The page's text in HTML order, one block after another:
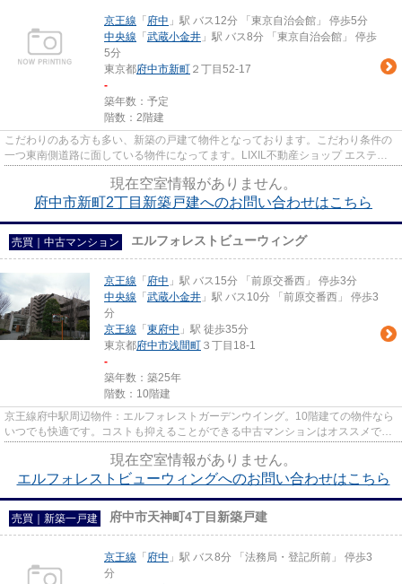
京王線 「 府中 」駅 バス12分 「東京自治会館」 停歩5分
中央線 「 武蔵小金井 」駅 バス8分 「東京自治会館」 停歩
5分
東京都府中市新町 ２丁目52-17
-
築年数：予定
階数：2階建
こだわりのある方も多い、新築の戸建て物件となっております。こだわり条件の
一つ東南側道路に面している物件になってます。LIXIL不動産ショップ エステー
現在空室情報がありません。
府中市新町2丁目新築戸建へのお問い合わせはこちら
売買｜中古マンション エルフォレストビューウィング
京王線 「 府中 」駅 バス15分 「前原交番西」 停歩3分
中央線 「 武蔵小金井 」駅 バス10分 「前原交番西」 停歩3
分
京王線 「 東府中 」駅 徒歩35分
東京都府中市浅間町 ３丁目18-1
-
築年数：築25年
階数：10階建
京王線府中駅周辺物件：エルフォレストガーデンウイング。10階建ての物件なら
いつでも快適です。コストも抑えることができる中古マンションはオススメで
現在空室情報がありません。
エルフォレストビューウィングへのお問い合わせはこちら
売買｜新築一戸建 府中市天神町4丁目新築戸建
京王線 「 府中 」駅 バス8分 「法務局・登記所前」 停歩3
分